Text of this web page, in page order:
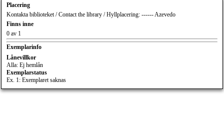
Placering
Kontakta biblioteket / Contact the library / Hyllplacering: ------ Azevedo
Finns inne
0 av 1
Exemplarinfo
Lånevillkor
Alla: Ej hemlån
Exemplarstatus
Ex. 1: Exemplaret saknas